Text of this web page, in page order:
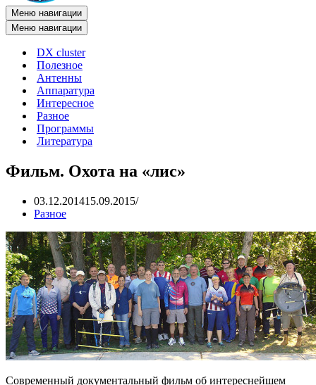
Меню навигации
Меню навигации
DX cluster
Полезное
Антенны
Аппаратура
Интересное
Разное
Программы
Литература
Фильм. Охота на «лис»
03.12.201415.09.2015
Разное
Современный документальный фильм об интереснейшем